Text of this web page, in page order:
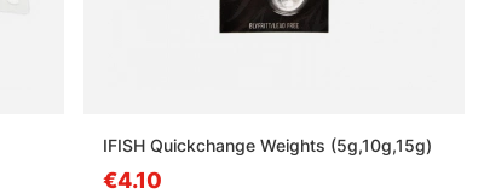
IFISH Quickchange Weights (5g,10g,15g)
€4.10